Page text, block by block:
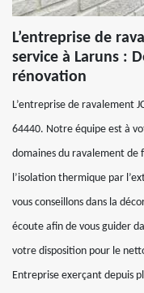
L’entreprise de
service à Laruns :
rénovation
L’entreprise de ravalement
64440. Notre équipe est à
domaines du ravalement de
l’isolation thermique par
vous conseillons dans la
écoute afin de vous guider
votre disposition pour le
Entreprise exerçant depuis